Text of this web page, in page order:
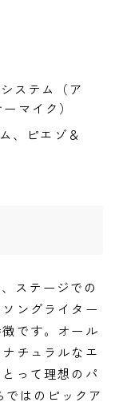
ステム（ア
マイク）
、ピエゾ＆
ステージでの
ングライター
です。オール
チュラルなエ
って理想のパ
ではのピックア